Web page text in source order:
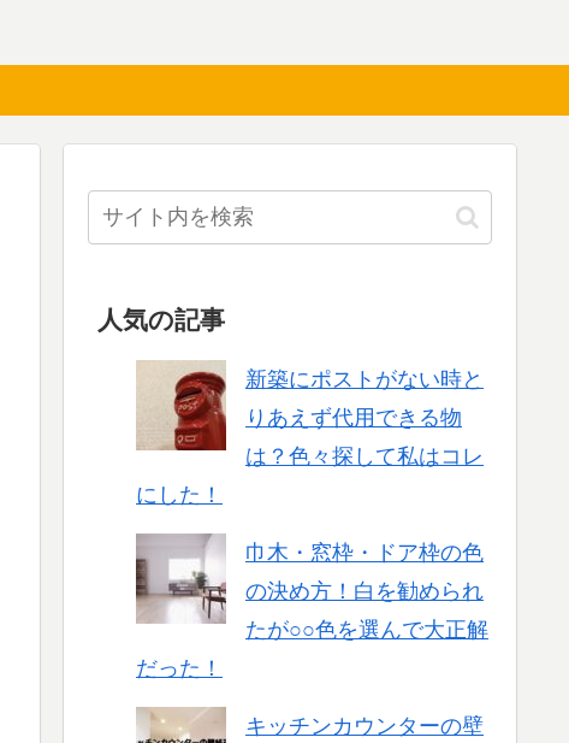
人気の記事
新築にポストがない時と
りあえず代用できる物
は？色々探して私はコレ
にした！
巾木・窓枠・ドア枠の色
の決め方！白を勧められ
たが○○色を選んで大正解
だった！
キッチンカウンターの壁